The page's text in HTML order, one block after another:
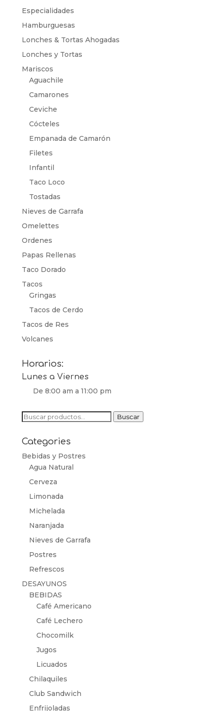
Especialidades
Hamburguesas
Lonches & Tortas Ahogadas
Lonches y Tortas
Mariscos
Aguachile
Camarones
Ceviche
Cócteles
Empanada de Camarón
Filetes
Infantil
Taco Loco
Tostadas
Nieves de Garrafa
Omelettes
Ordenes
Papas Rellenas
Taco Dorado
Tacos
Gringas
Tacos de Cerdo
Tacos de Res
Volcanes
Horarios:
Lunes a Viernes
De 8:00 am a 11:00 pm
Buscar
Buscar
Categories
Bebidas y Postres
Agua Natural
Cerveza
Limonada
Michelada
Naranjada
Nieves de Garrafa
Postres
Refrescos
DESAYUNOS
BEBIDAS
Café Americano
Café Lechero
Chocomilk
Jugos
Licuados
Chilaquiles
Club Sandwich
Enfrijoladas